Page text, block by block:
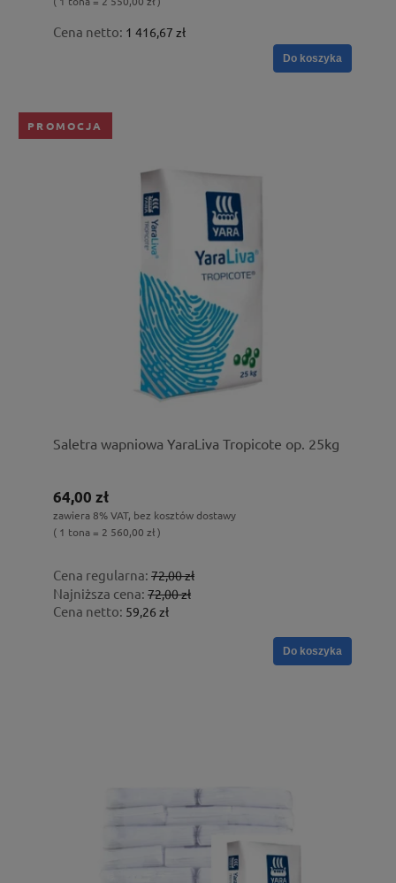
Cena netto: 1 416,67 zł
Do koszyka
Saletra wapniowa YaraLiva Tropicote op. 25kg
64,00 zł
zawiera 8% VAT, bez kosztów dostawy
( 1 tona = 2 560,00 zł )
Cena regularna: 72,00 zł
Najniższa cena: 72,00 zł
Cena netto: 59,26 zł
Do koszyka
PROMOCJA